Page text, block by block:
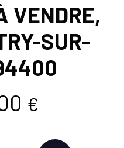
VENDRE,
SUR-
€